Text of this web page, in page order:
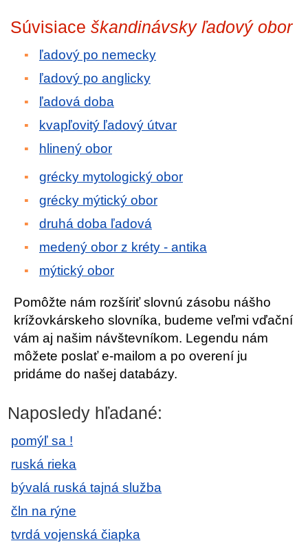
Súvisiace škandinávsky ľadový obor
ľadový po nemecky
ľadový po anglicky
ľadová doba
kvapľovitý ľadový útvar
hlinený obor
grécky mytologický obor
grécky mýtický obor
druhá doba ľadová
medený obor z kréty - antika
mýtický obor
Pomôžte nám rozšíriť slovnú zásobu nášho
krížovkárskeho slovníka, budeme veľmi vďační
vám aj našim návštevníkom. Legendu nám
môžete poslať e-mailom a po overení ju
pridáme do našej databázy.
Naposledy hľadané:
pomýľ sa !
ruská rieka
bývalá ruská tajná služba
čln na rýne
tvrdá vojenská čiapka